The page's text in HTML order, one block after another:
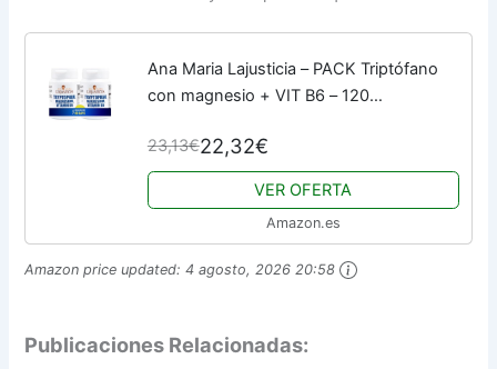
Ana Maria Lajusticia – PACK Triptófano
con magnesio + VIT B6 – 120
cansancio y regula el reloj interno. Apto
para veganos.
23,13€22,32€
VER OFERTA
Amazon.es
Amazon price updated:4 agosto, 2026 20:58
Publicaciones Relacionadas: